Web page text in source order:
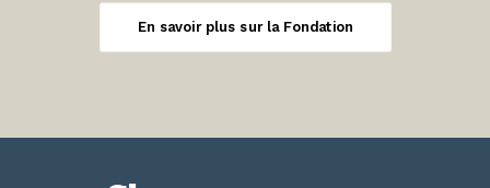
En savoir plus sur la Fondation